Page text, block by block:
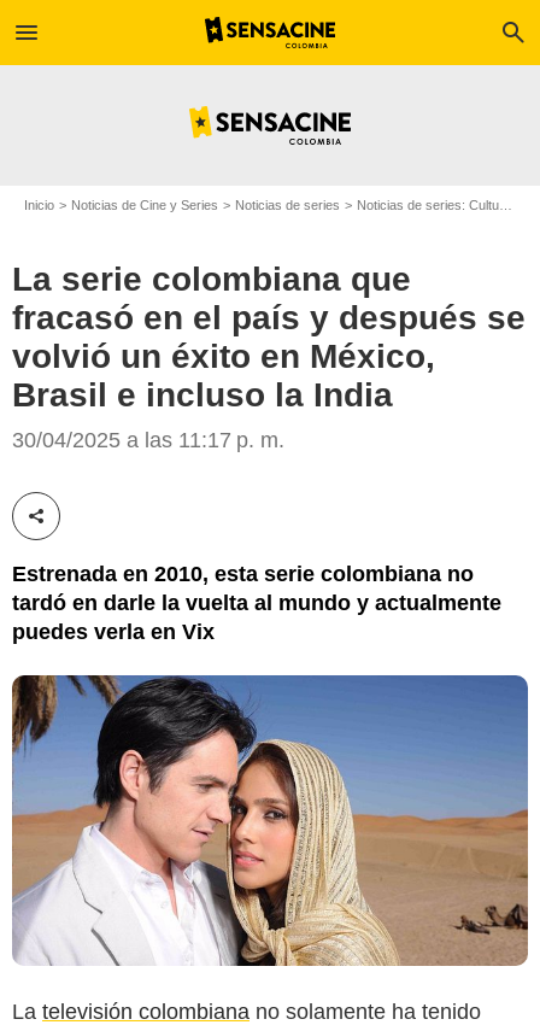
menu search
Inicio Noticias de Cine y Series Noticias de series Noticias de series: Cultura Series
La serie colombiana que
fracasó en el país y después se
volvió un éxito en México,
Brasil e incluso la India
30/04/2025 a las 11:17 p. m.
Compartir esta noticia
Estrenada en 2010, esta serie colombiana no
tardó en darle la vuelta al mundo y actualmente
puedes verla en Vix
Telemundo
La televisión colombiana no solamente ha tenido